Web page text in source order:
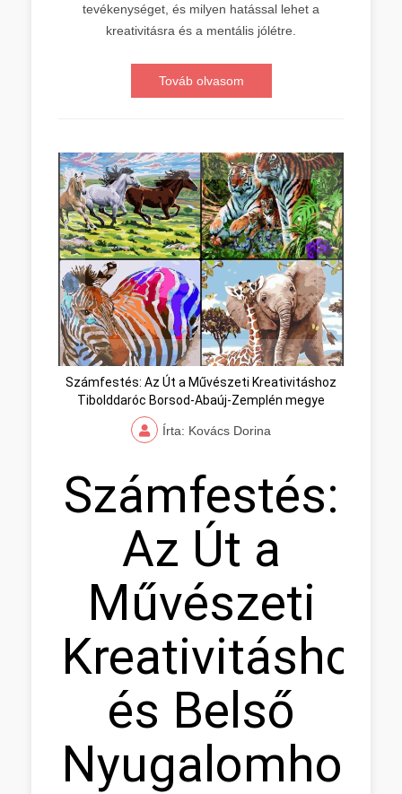
tevékenységet, és milyen hatással lehet a
kreativitásra és a mentális jólétre.
Továb olvasom
Számfestés: Az Út a Művészeti Kreativitáshoz
Tibolddaróc Borsod-Abaúj-Zemplén megye
Írta: Kovács Dorina
Számfestés:
Az Út a
Művészeti
Kreativitáshoz
és Belső
Nyugalomhoz